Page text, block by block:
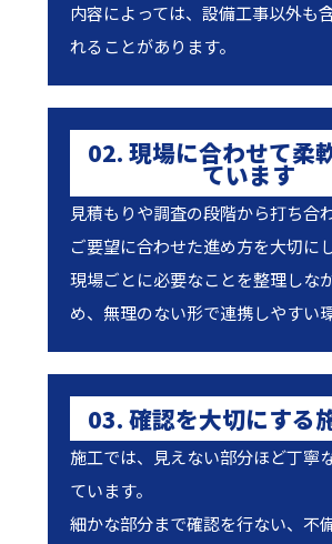
内容によっては、設備工事以外も
れることがあります。
02. 現場に合わせて柔
ています
見積もりや調査の段階から打ち合
ご要望に合わせた進め方を大切に
現場ごとに必要なことを整理しな
め、無理のない形で連携しやすい
03. 確認を大切にする
施工では、見えない部分ほど丁寧
ています。
細かな部分まで確認を行ない、不